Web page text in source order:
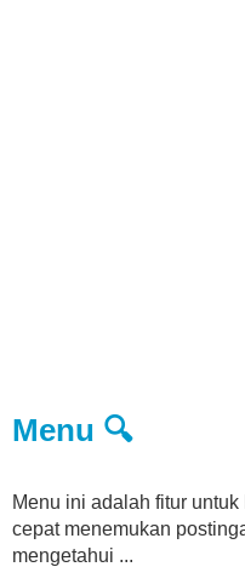
Menu 🔍
Menu ini adalah fitur
cepat menemukan
mengetahui ...